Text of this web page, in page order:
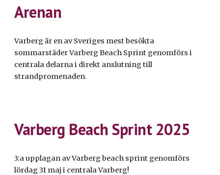
Arenan
Varberg är en av Sveriges mest besökta
sommarstäder Varberg Beach Sprint genomförs i
centrala delarna i direkt anslutning till
strandpromenaden.
Varberg Beach Sprint 2025
3:a upplagan av Varberg beach sprint genomförs
lördag 31 maj i centrala Varberg!